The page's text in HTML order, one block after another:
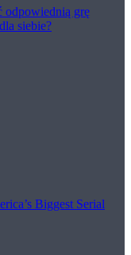
odpowiednią grę
siebie?
Biggest Serial